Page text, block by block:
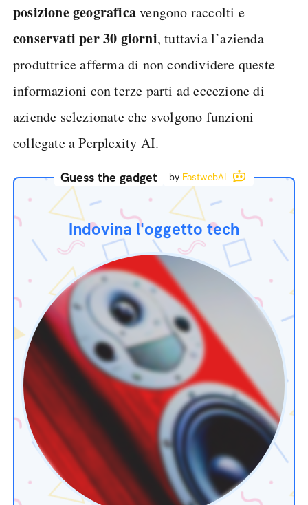
posizione geograficavengono raccolti e
conservati per 30 giorni, tuttavia l’azienda
produttrice afferma di non condividere queste
informazioni con terze parti ad eccezione di
aziende selezionate che svolgono funzioni
collegate a Perplexity AI.
Guess the gadget by FastwebAI
Indovina l'oggetto tech